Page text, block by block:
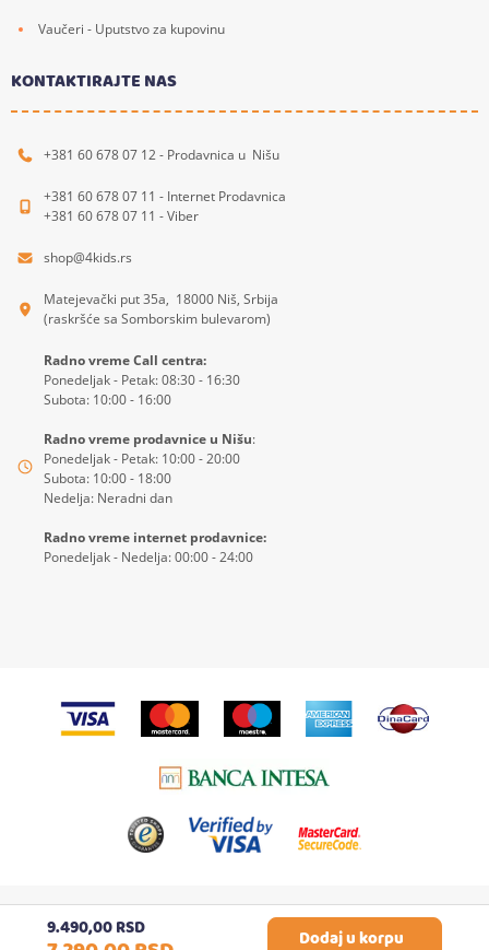
9.490,00RSD Dodaj u korpu
Vaučeri - Uputstvo za kupovinu
KONTAKTIRAJTE NAS
+381 60 678 07 12 - Prodavnica u Nišu
+381 60 678 07 11 - Internet Prodavnica
+381 60 678 07 11 - Viber
shop@4kids.rs
Matejevački put 35a, 18000 Niš, Srbija
(raskršće sa Somborskim bulevarom)
Radno vreme Call centra:
Ponedeljak - Petak: 08:30 - 16:30
Subota: 10:00 - 16:00
Radno vreme prodavnice u Nišu:
Ponedeljak - Petak: 10:00 - 20:00
Subota: 10:00 - 18:00
Nedelja: Neradni dan
Radno vreme internet prodavnice:
Ponedeljak - Nedelja: 00:00 - 24:00
Izrada Internet prodavnice etikDigital